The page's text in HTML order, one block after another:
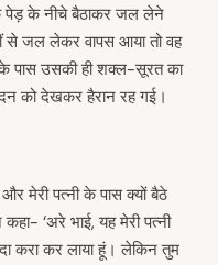
पेड़ के नीचे बैठाकर जल लेने
से जल लेकर वापस आया तो वह
के पास उसकी ही शक्ल-सूरत का
को देखकर हैरान रह गई।
मेरी पत्नी के पास क्यों बैठे
‘अरे भाई, यह मेरी पत्नी
करा कर लाया हूं। लेकिन तुम